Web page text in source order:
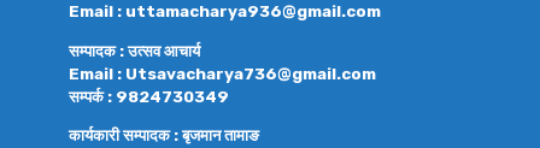
Email : uttamacharya936@gmail.com
सम्पादक : उत्सव आचार्य
Email : Utsavacharya736@gmail.com
सम्पर्क : 9824730349
कार्यकारी सम्पादक : बृजमान तामाङ